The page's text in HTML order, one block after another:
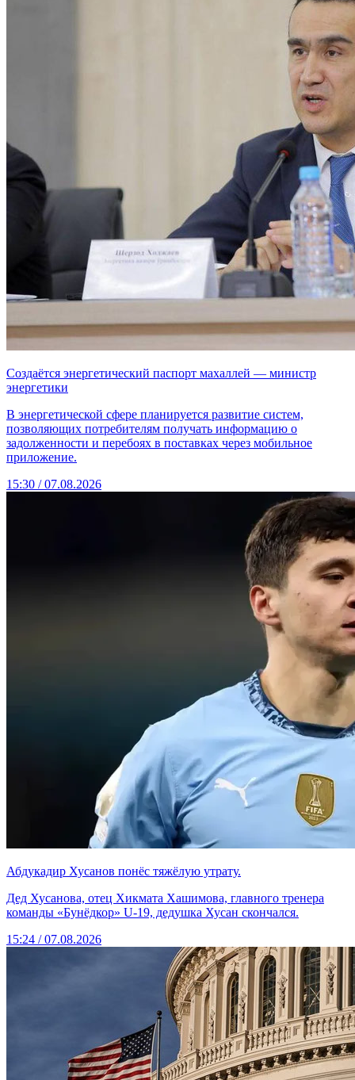
Создаётся энергетический паспорт махаллей — министр
энергетики
В энергетической сфере планируется развитие систем,
позволяющих потребителям получать информацию о
задолженности и перебоях в поставках через мобильное
приложение.
15:30 / 07.08.2026
Абдукадир Хусанов понёс тяжёлую утрату.
Дед Хусанова, отец Хикмата Хашимова, главного тренера
команды «Бунёдкор» U-19, дедушка Хусан скончался.
15:24 / 07.08.2026